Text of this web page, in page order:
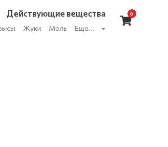
Действующие вещества
Жуки Моль Еще...
0